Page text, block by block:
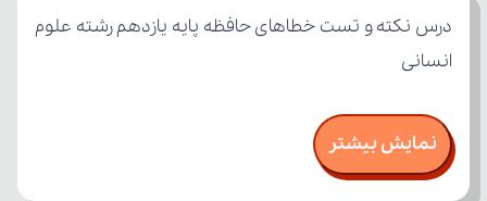
انسانی
نمایش بیشتر